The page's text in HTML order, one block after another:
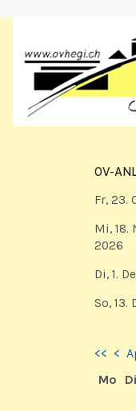
OV-
Fr, 23.
Mi, 18.
2026
Di, 1.
So, 13.
<< <
Mo
Di